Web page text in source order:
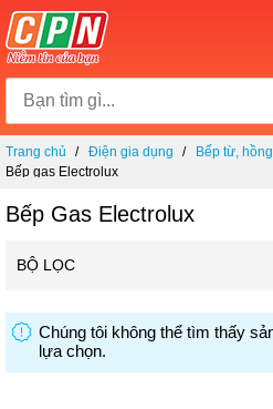
Chuyển
đến
dung
Trang chủ Điện gia dụng Bếp từ,
Bếp gas Electrolux
Bếp Gas Electrolux
BỘ LỌC
Chúng tôi không thể tìm thấy
lựa chọn.